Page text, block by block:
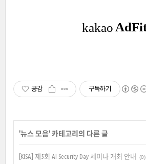
공감 구독하기
'뉴스 모음' 카테고리의 다른 글
[KISA] 제5회 AI Security Day 세미나 개최 안내 (0)